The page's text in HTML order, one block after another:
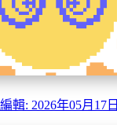
編輯: 2026年05月17日